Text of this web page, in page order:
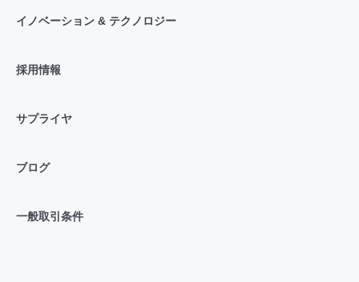
イノベーション & テクノロジー
採用情報
サプライヤ
ブログ
一般取引条件